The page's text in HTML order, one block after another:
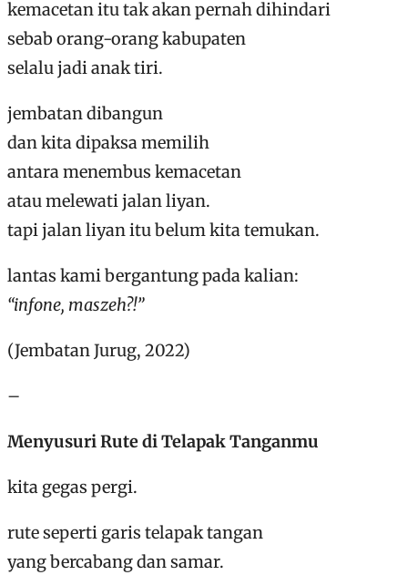
kemacetan itu tak akan pernah dihindari
sebab orang-orang kabupaten
selalu jadi anak tiri.
jembatan dibangun
dan kita dipaksa memilih
antara menembus kemacetan
atau melewati jalan liyan.
tapi jalan liyan itu belum kita temukan.
lantas kami bergantung pada kalian:
“infone, maszeh?!”
(Jembatan Jurug, 2022)
–
Menyusuri Rute di Telapak Tanganmu
kita gegas pergi.
rute seperti garis telapak tangan
yang bercabang dan samar.